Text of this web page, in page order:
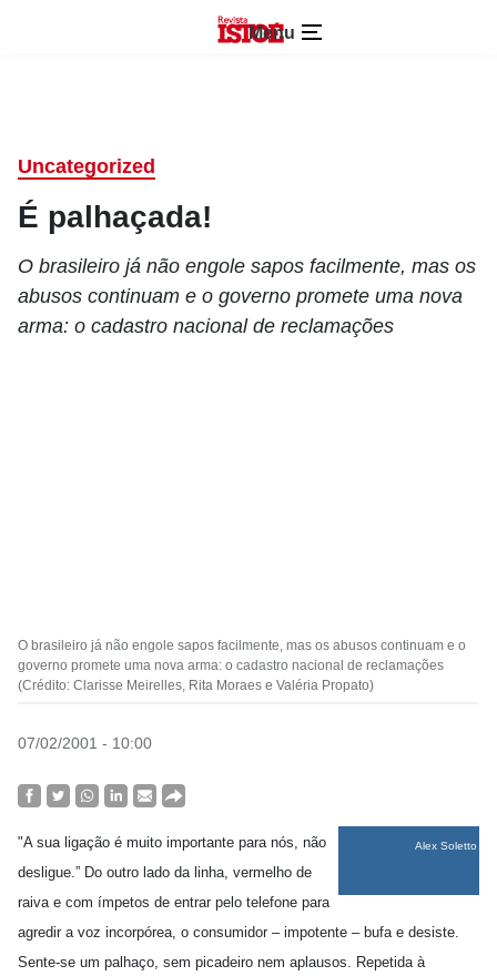
Menu
Uncategorized
É palhaçada!
O brasileiro já não engole sapos facilmente, mas os
abusos continuam e o governo promete uma nova
arma: o cadastro nacional de reclamações
O brasileiro já não engole sapos facilmente, mas os abusos continuam e o
governo promete uma nova arma: o cadastro nacional de reclamações
(Crédito: Clarisse Meirelles, Rita Moraes e Valéria Propato)
07/02/2001 - 10:00
Alex Soletto
"A sua ligação é muito importante para nós, não
desligue.” Do outro lado da linha, vermelho de
raiva e com ímpetos de entrar pelo telefone para
agredir a voz incorpórea, o consumidor – impotente – bufa e desiste.
Sente-se um palhaço, sem picadeiro nem aplausos. Repetida à